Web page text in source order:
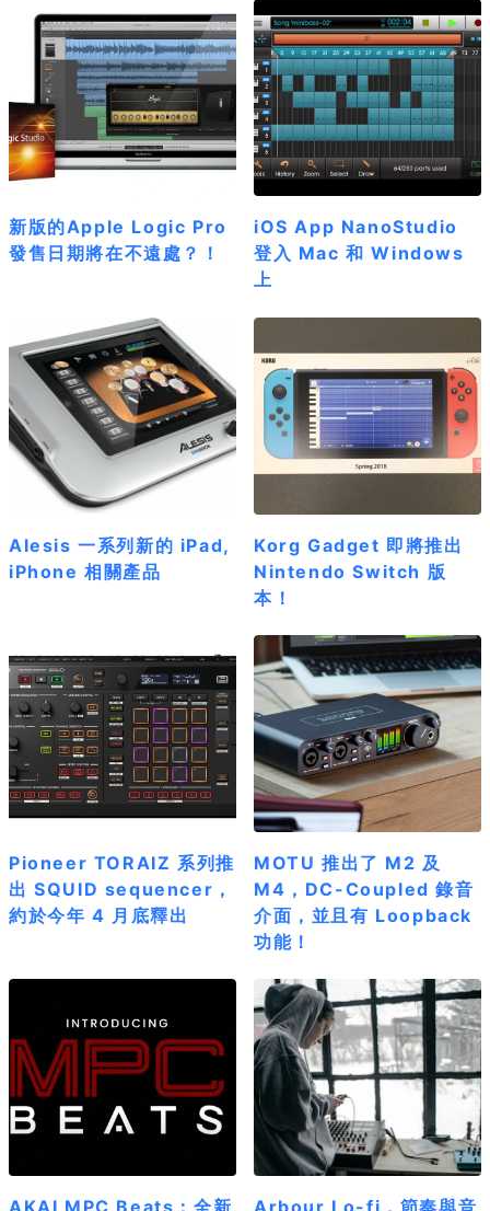
新版的Apple Logic Pro
發售日期將在不遠處？！
iOS App NanoStudio
登入 Mac 和 Windows
上
Alesis 一系列新的 iPad,
iPhone 相關產品
Korg Gadget 即將推出
Nintendo Switch 版
本！
Pioneer TORAIZ 系列推
出 SQUID sequencer，
約於今年 4 月底釋出
MOTU 推出了 M2 及
M4，DC-Coupled 錄音
介面，並且有 Loopback
功能！